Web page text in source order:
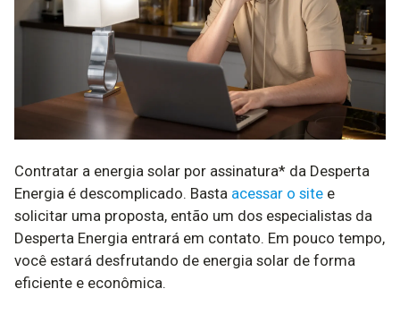
Contratar a energia solar por assinatura* da Desperta
Energia é descomplicado. Basta acessar o site e
solicitar uma proposta, então um dos especialistas da
Desperta Energia entrará em contato. Em pouco tempo,
você estará desfrutando de energia solar de forma
eficiente e econômica.